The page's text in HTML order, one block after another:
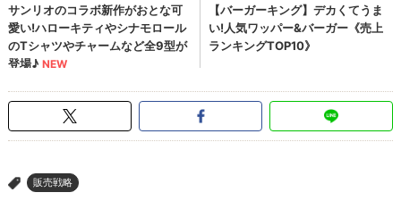
> 販売戦略